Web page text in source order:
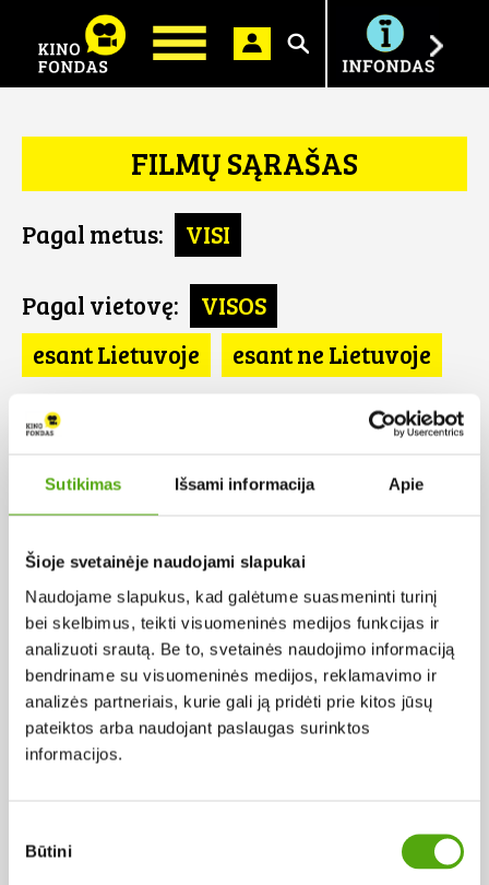
Sutikimas Išsami informacija Apie
Šioje svetainėje naudojami slapukai
Naudojame slapukus, kad galėtume suasmeninti turinį
bei skelbimus, teikti visuomeninės medijos funkcijas ir
analizuoti srautą. Be to, svetainės naudojimo informaciją
bendriname su visuomeninės medijos, reklamavimo ir
analizės partneriais, kurie gali ją pridėti prie kitos jūsų
pateiktos arba naudojant paslaugas surinktos
informacijos.
pasirinkimas
Būtini
Ieškoti
FILMŲ SĄRAŠAS
Pagal metus: VISI
Pagal vietovę:
VISOS
esant Lietuvoje
esant ne Lietuvoje
Pagal šalį:
DK
Pagal abėcėlę:
Rezultatų nerasta...